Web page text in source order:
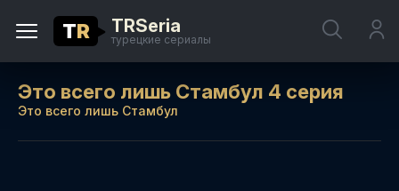
TR TRSeria
турецкие сериалы
Это всего лишь Стамбул 4 серия
Это всего лишь Стамбул